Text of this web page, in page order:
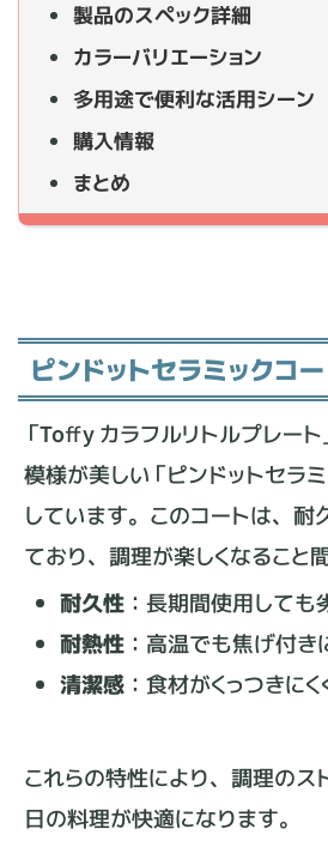
製品のスペック詳細
カラーバリエーション
多用途で便利な活用シーン
購入情報
まとめ
ピンドットセラミックコ
「Toffy カラフルリトルプレー
模様が美しい「ピンドットセラ
しています。このコートは、耐
ており、調理が楽しくなること
耐久性 ：長期間使用しても
耐熱性 ：高温でも焦げ付き
清潔感 ：食材がくっつきに
これらの特性により、調理のス
日の料理が快適になります。